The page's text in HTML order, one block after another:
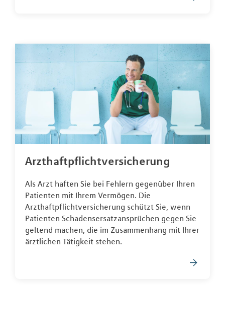
Arzthaftpflichtversicherung
Als Arzt haften Sie bei Fehlern gegenüber Ihren
Patienten mit Ihrem Vermögen. Die
Arzthaftpflichtversicherung schützt Sie, wenn
Patienten Schadensersatzansprüchen gegen Sie
geltend machen, die im Zusammenhang mit Ihrer
ärztlichen Tätigkeit stehen.